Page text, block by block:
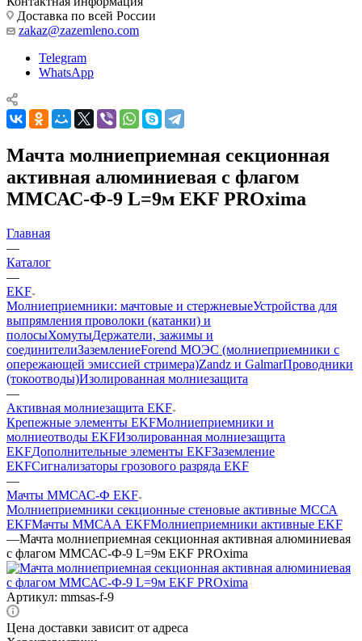
Доставка по всей России
zakaz@zazemleno.com
Telegram
WhatsApp
Мачта молниеприемная секционная
активная алюминиевая c флагом
ММСАС-Ф-9 L=9м EKF PROxima
Главная
—
Каталог
—
EKF
Молниеприемники: мачтовые и стержневыеУстройства для
выпрямления проволоки (катанки) и
полосыХомутыДержатели, зажимы и
соединителиЗаземлениеForend МОЭС (молниеприемники с
опережающей эмиссией стримера)Zandz и GalmarПроводники
(токоотводы)Изолированная молниезащита
—
Активная молниезащита EKF
Крепежные элементы EKFМолниеприемники и
молниеотводы EKFИзолированная молниезащита
EKFДополнительные элементы EKFЗаземление
EKFСигнализаторы грозового разряда EKF
—
Мачты ММСАС-Ф EKF
Молниеприемники секционные стеновые активные МССА
EKFМачты ММСАА EKFМолниеприемники активные EKF
—Мачта молниеприемная секционная активная алюминиевая
c флагом ММСАС-Ф-9 L=9м EKF PROxima
Артикул: mmsas-f-9
Цена доставки зависит от адреса